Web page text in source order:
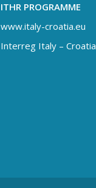
ITHR PROGRAMME
www.italy-croatia.eu
Interreg Italy –